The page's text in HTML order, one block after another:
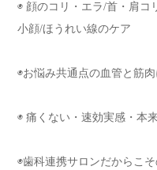
◉ 顔のコリ・エラ/首・肩コ
小顔/ほうれい線のケア
◉お悩み共通点の血管と筋肉
◉ 痛くない・速効実感・本
◉歯科連携サロンだからこ